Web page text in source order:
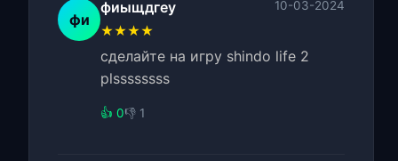
фи
фиыщдгеу 10-03-2024
★★★★
сделайте на игру shindo life 2
plssssssss
👍 0👎 1